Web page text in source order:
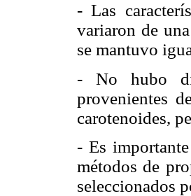
- Las
variaron de
se mantuvo
- No hubo
provenientes
carotenoides,
- Es
métodos de
seleccionados